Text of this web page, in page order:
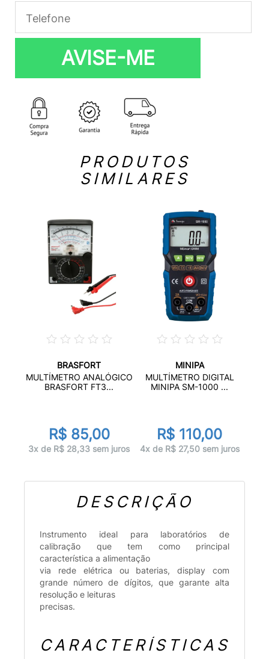
AVISE-ME
PRODUTOS
SIMILARES
BRASFORT
MULTÍMETRO ANALÓGICO
BRASFORT FT3...
R$ 85,00
3x de R$ 28,33 sem juros
MINIPA
MULTÍMETRO DIGITAL
MINIPA SM-1000 ...
R$ 110,00
4x de R$ 27,50 sem juros
DESCRIÇÃO
Instrumento ideal para laboratórios de
calibração que tem como principal
característica a alimentação
via rede elétrica ou baterias, display com
grande número de dígitos, que garante alta
resolução e leituras
precisas.
CARACTERÍSTICAS